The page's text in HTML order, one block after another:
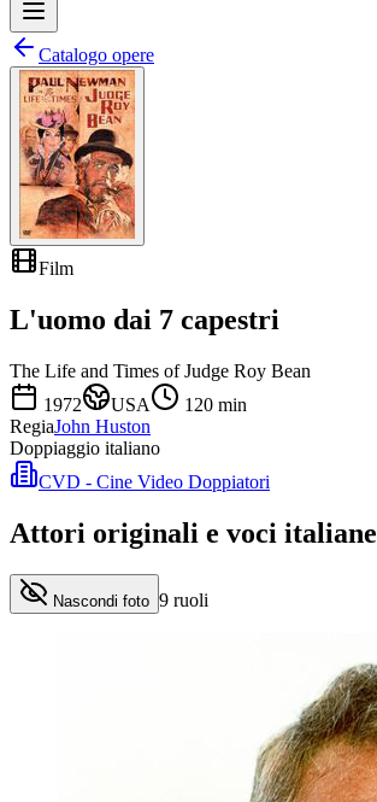
Catalogo opere
Film
L'uomo dai 7 capestri
The Life and Times of Judge Roy Bean
1972
USA 120 min
RegiaJohn Huston
Doppiaggio italiano
CVD - Cine Video Doppiatori
Attori originali e voci italiane
Nascondi foto 9 ruoli